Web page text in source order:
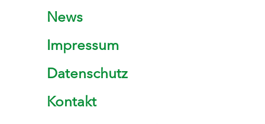
News
Impressum
Datenschutz
Kontakt